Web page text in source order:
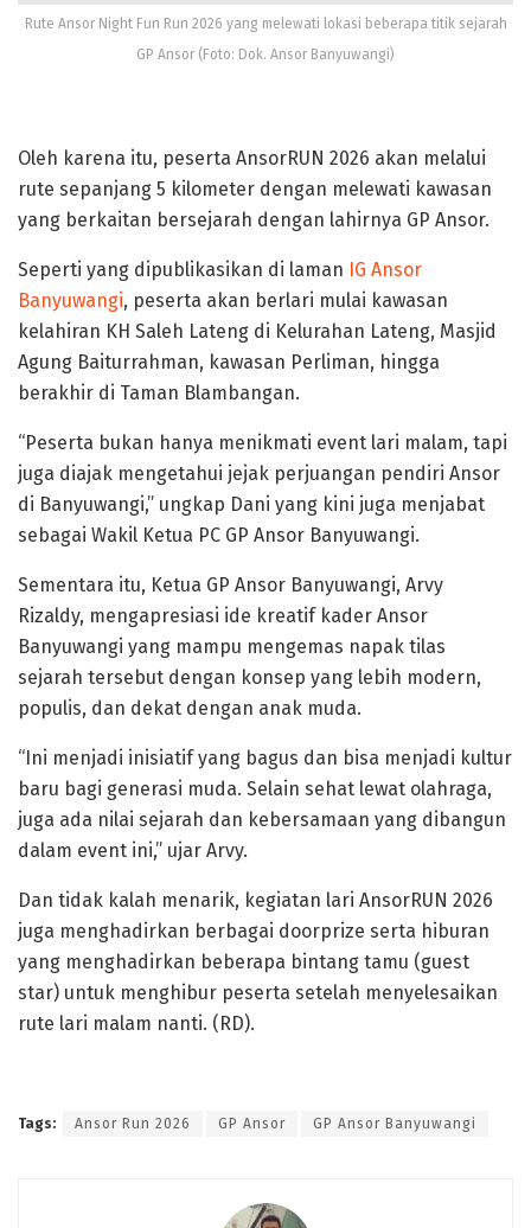
Rute Ansor Night Fun Run 2026 yang melewati lokasi beberapa titik sejarah
GP Ansor (Foto: Dok. Ansor Banyuwangi)
Oleh karena itu, peserta AnsorRUN 2026 akan melalui
rute sepanjang 5 kilometer dengan melewati kawasan
yang berkaitan bersejarah dengan lahirnya GP Ansor.
Seperti yang dipublikasikan di laman IG Ansor
Banyuwangi, peserta akan berlari mulai kawasan
kelahiran KH Saleh Lateng di Kelurahan Lateng, Masjid
Agung Baiturrahman, kawasan Perliman, hingga
berakhir di Taman Blambangan.
“Peserta bukan hanya menikmati event lari malam, tapi
juga diajak mengetahui jejak perjuangan pendiri Ansor
di Banyuwangi,” ungkap Dani yang kini juga menjabat
sebagai Wakil Ketua PC GP Ansor Banyuwangi.
Sementara itu, Ketua GP Ansor Banyuwangi, Arvy
Rizaldy, mengapresiasi ide kreatif kader Ansor
Banyuwangi yang mampu mengemas napak tilas
sejarah tersebut dengan konsep yang lebih modern,
populis, dan dekat dengan anak muda.
“Ini menjadi inisiatif yang bagus dan bisa menjadi kultur
baru bagi generasi muda. Selain sehat lewat olahraga,
juga ada nilai sejarah dan kebersamaan yang dibangun
dalam event ini,” ujar Arvy.
Dan tidak kalah menarik, kegiatan lari AnsorRUN 2026
juga menghadirkan berbagai doorprize serta hiburan
yang menghadirkan beberapa bintang tamu (guest
star) untuk menghibur peserta setelah menyelesaikan
rute lari malam nanti. (RD).
Tags: Ansor Run 2026 GP Ansor GP Ansor Banyuwangi